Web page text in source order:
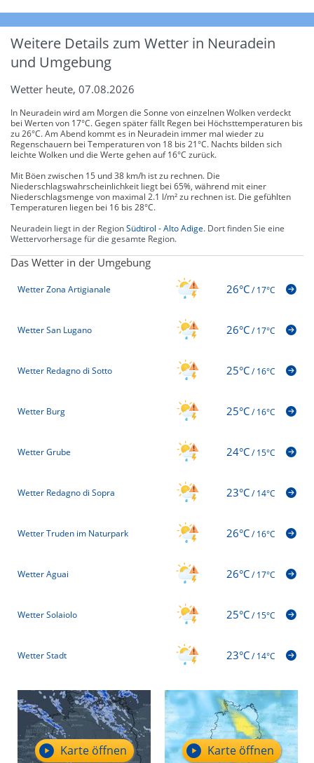
Weitere Details zum Wetter in Neuradein
und Umgebung
Wetter heute, 07.08.2026
In Neuradein wird am Morgen die Sonne von einzelnen Wolken verdeckt
bei Werten von 17°C. Gegen später fällt Regen bei Höchsttemperaturen bis
zu 26°C. Am Abend kommt es in Neuradein immer mal wieder zu
Regenschauern bei Temperaturen von 18 bis 21°C. Nachts bilden sich
leichte Wolken und die Werte gehen auf 16°C zurück.
Mit Böen zwischen 15 und 38 km/h ist zu rechnen. Die
Niederschlagswahrscheinlichkeit liegt bei 65%, während mit einer
Niederschlagsmenge von maximal 2.1 l/m² zu rechnen ist. Die gefühlten
Temperaturen liegen bei 16 bis 28°C.
Neuradein liegt in der RegionSüdtirol - Alto Adige. Dort finden Sie eine
Wettervorhersage für die gesamte Region.
Das Wetter in der Umgebung
Wetter Zona Artigianale 26°C/17°C
Wetter San Lugano 26°C/17°C
Wetter Redagno di Sotto 25°C/16°C
Wetter Burg 25°C/16°C
Wetter Grube 24°C/15°C
Wetter Redagno di Sopra 23°C/14°C
Wetter Truden im Naturpark 26°C/16°C
Wetter Aguai 26°C/17°C
Wetter Solaiolo 25°C/15°C
Wetter Stadt 23°C/14°C
Karte öffnen Karte öffnen